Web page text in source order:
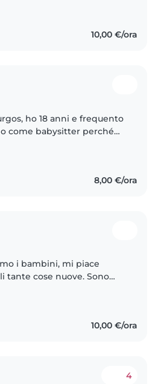
10,00 €/ora
ho 18 anni e frequento
come babysitter perché
8,00 €/ora
i bambini, mi piace
tante cose nuove. Sono
10,00 €/ora
4